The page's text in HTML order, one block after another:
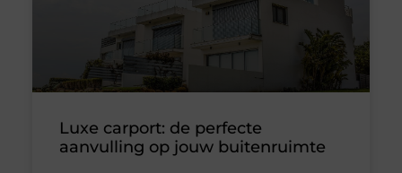
Luxe carport: de perfecte
aanvulling op jouw buitenruimte